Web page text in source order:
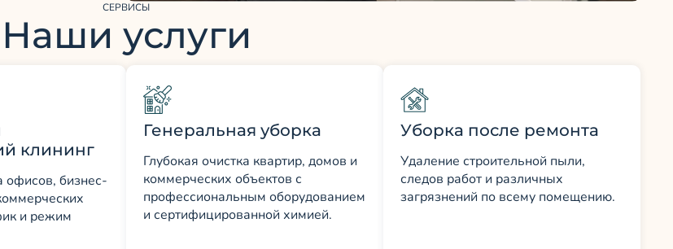
СЕРВИСЫ
Наши услуги
клининг
офисов, бизнес-
и режим
Генеральная уборка
Глубокая очистка квартир, домов и
коммерческих объектов с
профессиональным оборудованием
и сертифицированной химией.
Уборка после ремонта
Удаление строительной пыли,
следов работ и различных
загрязнений по всему помещению.